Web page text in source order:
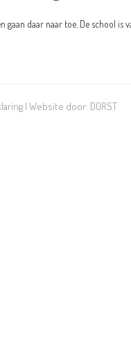
daar naar toe. De school is
| Website door: DORST